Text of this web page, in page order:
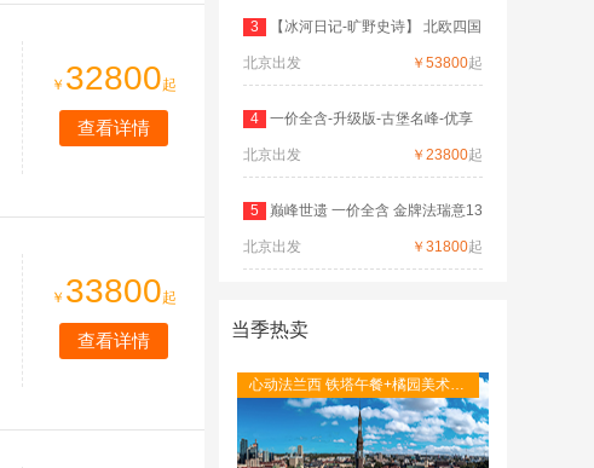
￥ 32800起
查看详情
￥ 33800起
查看详情
3 【冰河日记-旷野史诗】 北欧四国
双
北京出发 ￥53800起
4 一价全含-升级版-古堡名峰-优享
德
北京出发 ￥23800起
5 巅峰世遗 一价全含 金牌法瑞意13
日
北京出发 ￥31800起
当季热卖
心动法兰西 铁塔午餐+橘园美术馆
+圣米歇尔山+图卢茨航空馆+卡尔
卡松城堡